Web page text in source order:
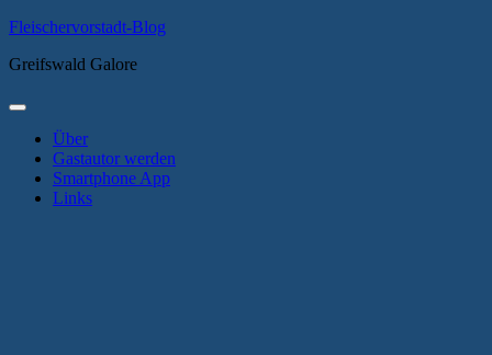
Zum
springen
Fleischervorstadt-Blog
Greifswald Galore
Primäres
Über
Gastautor werden
Smartphone App
Links